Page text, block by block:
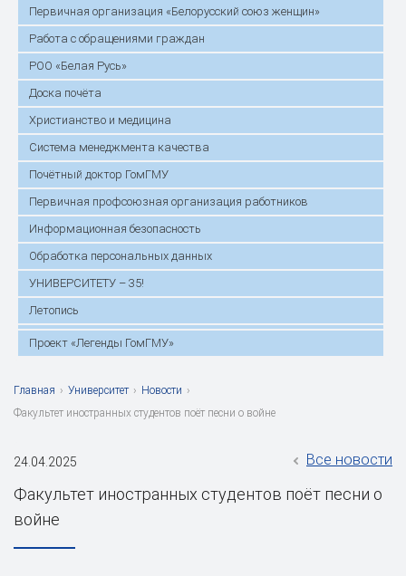
Первичная организация «Белорусский союз женщин»
Работа с обращениями граждан
РОО «Белая Русь»
Доска почёта
Христианство и медицина
Система менеджмента качества
Почётный доктор ГомГМУ
Первичная профсоюзная организация работников
Информационная безопасность
Обработка персональных данных
УНИВЕРСИТЕТУ – 35!
Летопись
Проект «Легенды ГомГМУ»
Главная › Университет › Новости ›
Факультет иностранных студентов поёт песни о войне
24.04.2025 Все новости
Факультет иностранных студентов поёт песни о
войне